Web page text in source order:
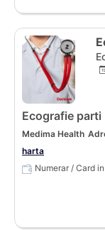
Ecografie parti
Medima Health
harta
Numerar / Card